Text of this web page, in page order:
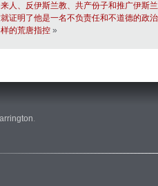
人、反伊斯兰教、共产份子和推广伊斯
证明了他是一名不负责任和不道德的政
的荒唐指控 »
.